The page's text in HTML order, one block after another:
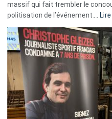
massif qui fait trembler le
politisation de l’événement.…